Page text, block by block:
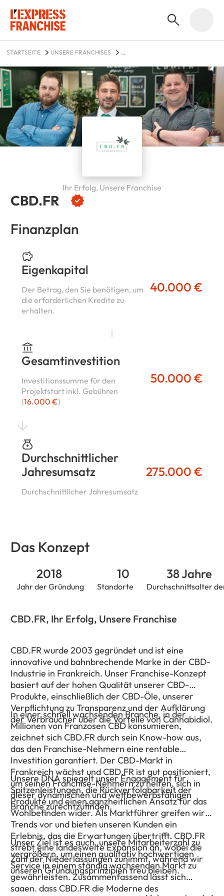
STARTSEITE
UNSERE FRANCHISES
CBD.FR
Ihr Erfolg, Unsere Franchise
Finanzplan
Eigenkapital
Der Betrag, den Sie benötigen, um
die erforderlichen Kredite zu
erhalten.
40.000 €
Gesamtinvestition
Investitionssumme für den
Projektstart inkl. Gebühren
(16.000 €)
50.000 €
Durchschnittlicher
Jahresumsatz
Durchschnittlicher Jahresumsatz
275.000 €
Das Konzept
Jahr der Gründung
2018
Standorte
10
Durchschnittsalter
38 Jahre
CBD.FR, Ihr Erfolg, Unsere Franchise
CBD.FR wurde 2003 gegründet und ist eine
innovative und bahnbrechende Marke in der CBD-
Industrie in Frankreich. Unser Franchise-Konzept
basiert auf der hohen Qualität unserer CBD-
Produkte, einschließlich der CBD-Öle, unserer
Verpflichtung zu Transparenz und der Aufklärung
der Verbraucher über die Vorteile von Cannabidiol.
In einer schnell wachsenden Branche, in der
Millionen von Franzosen CBD konsumieren,
zeichnet sich CBD.FR durch sein Know-how aus,
das den Franchise-Nehmern eine rentable
Investition garantiert. Der CBD-Markt in
Frankreich wächst und CBD.FR ist gut positioniert,
um seinen Franchise-Nehmern zu helfen, sich in
dieser dynamischen und wettbewerbsfähigen
Branche zurechtzufinden.
Unsere DNA spiegelt unser Engagement für
Spitzenleistungen, die Rückverfolgbarkeit der
Produkte und einen ganzheitlichen Ansatz für das
Wohlbefinden wider. Als Marktführer greifen wir
Trends vor und bieten unseren Kunden ein
Erlebnis, das die Erwartungen übertrifft. CBD.FR
strebt eine landesweite Expansion an, wobei die
Zahl der Niederlassungen zunimmt, während wir
unseren Gründungsprinzipien treu bleiben.
Unser Ziel ist es auch, unsere Mitarbeiterzahl zu
vergrößern, um einen qualitativ hochwertigen
Service in einem ständig wachsenden Markt zu
gewährleisten. Zusammenfassend lässt sich
sagen, dass CBD.FR die Moderne des